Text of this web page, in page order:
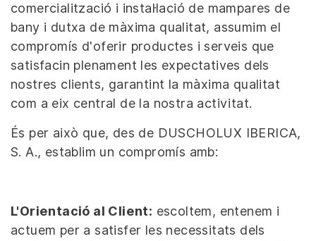
comercialització i instal·lació de mampares de
bany i dutxa de màxima qualitat, assumim el
compromís d'oferir productes i serveis que
satisfacin plenament les expectatives dels
nostres clients, garantint la màxima qualitat
com a eix central de la nostra activitat.
És per això que, des de DUSCHOLUX IBERICA,
S. A., establim un compromís amb:
L'Orientació al Client: escoltem, entenem i
actuem per a satisfer les necessitats dels